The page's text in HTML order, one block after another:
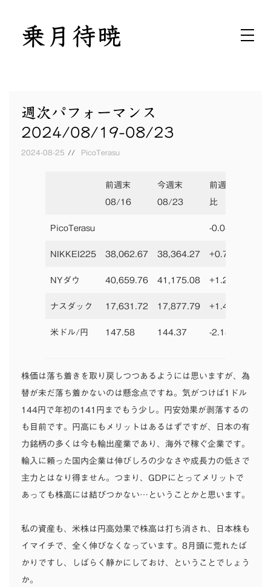
乗月待暁
週次パフォーマンス
2024/08/19-08/23
2024-08-25 PicoTerasu
前週末
08/16
今週末
08/23
前週末
比
PicoTerasu -0.04%
NIKKEI225 38,062.67 38,364.27 +0.79%
NYダウ 40,659.76 41,175.08 +1.27%
ナスダック 17,631.72 17,877.79 +1.40%
米ドル/円 147.58 144.37 -2.18%
株価は落ち着きを取り戻しつつあるようには思いますが、為
替が未だ落ち着かないのは懸念点ですね。気がつけば1ドル
144円で年初の141円までもう少し。円安効果が剥落するの
も目前です。円高にもメリットはあるはずですが、日本の有
力銘柄の多くは今も輸出産業であり、海外で稼ぐ企業です。
輸入に頼った国内企業は伸びしろの少なさや成長力の低さで
主力とはなり得ません。つまり、GDPにとってメリットで
あっても株高には結びつかない…ということかと思います。
私の資産も、米株は円高効果で株高は打ち消され、日本株も
イマイチで、全く伸びなくなっています。8月頭に荒れたば
かりですし、しばらく静かにしておけ、ということでしょう
か。